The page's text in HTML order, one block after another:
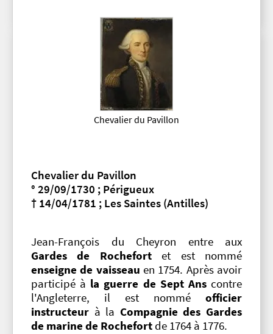
Chevalier du Pavillon
Chevalier du Pavillon
° 29/09/1730 ; Périgueux
† 14/04/1781 ; Les Saintes (Antilles)
Jean-François du Cheyron entre aux
Gardes de Rochefortet est nommé
enseigne de vaisseau en 1754. Après avoir
participé à la guerre de Sept Anscontre
l'Angleterre, il est nommé officier
instructeur à la Compagnie des Gardes
de marine de Rochefort de 1764 à 1776.